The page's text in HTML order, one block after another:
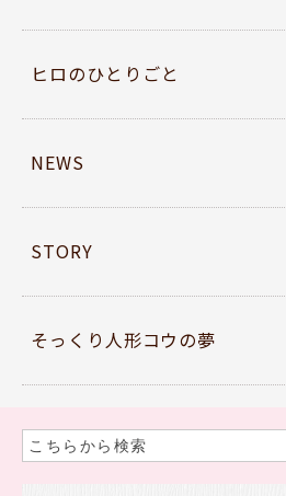
ヒロのひとりごと
NEWS
STORY
そっくり人形コウの夢